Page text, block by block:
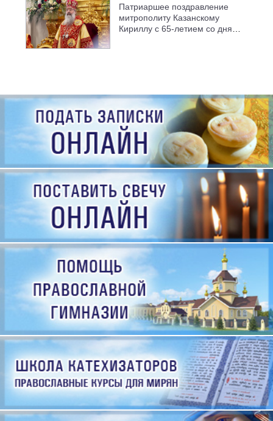
Патриаршее поздравление
митрополиту Казанскому
Кириллу с 65-летием со дня